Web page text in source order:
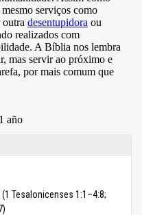
Tesalonicenses 1:1–4:8;